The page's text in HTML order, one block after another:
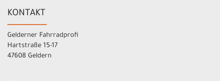
KONTAKT
Gelderner Fahrradprofi
Hartstraße 15-17
47608 Geldern